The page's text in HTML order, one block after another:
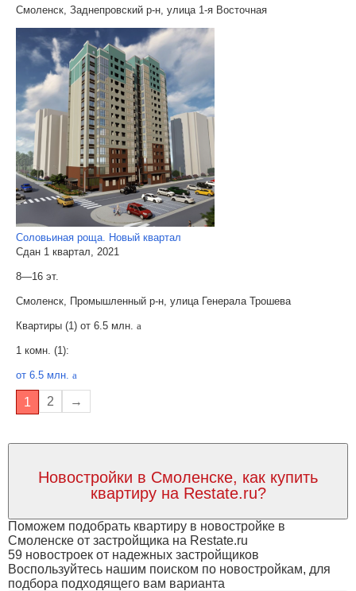
Смоленск, Заднепровский р-н, улица 1-я Восточная
Соловьиная роща. Новый квартал
Сдан 1 квартал, 2021
8—16 эт.
Смоленск, Промышленный р-н, улица Генерала Трошева
Квартиры (1) от 6.5 млн. a
1 комн. (1):
от 6.5 млн. a
1 2 →
Новостройки в Смоленске, как купить
квартиру на Restate.ru?
Поможем подобрать квартиру в новостройке в
Смоленске от застройщика на Restate.ru
59 новостроек от надежных застройщиков
Воспользуйтесь нашим поиском по новостройкам, для
подбора подходящего вам варианта